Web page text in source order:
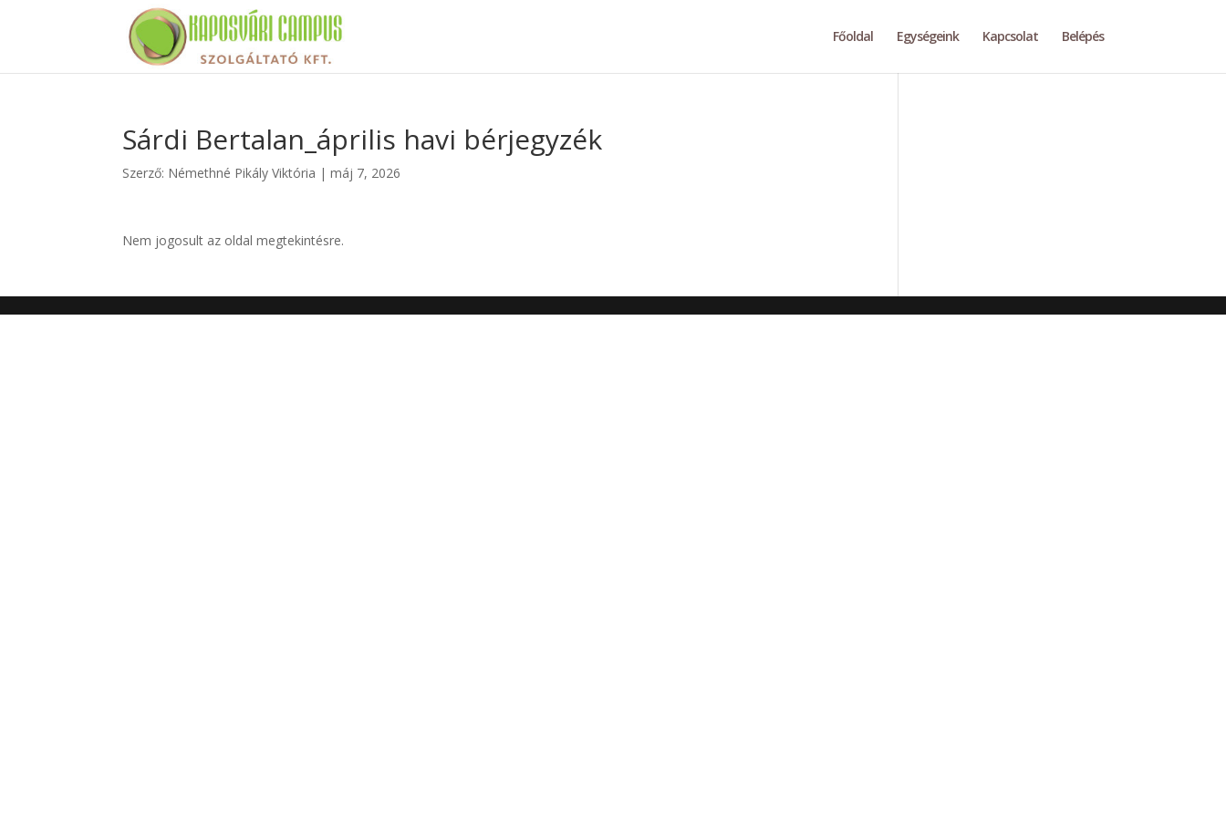
Főoldal Egységeink Kapcsolat Belépés
Sárdi Bertalan_április havi bérjegyzék
Szerző: Némethné Pikály Viktória |máj 7, 2026
Nem jogosult az oldal megtekintésre.